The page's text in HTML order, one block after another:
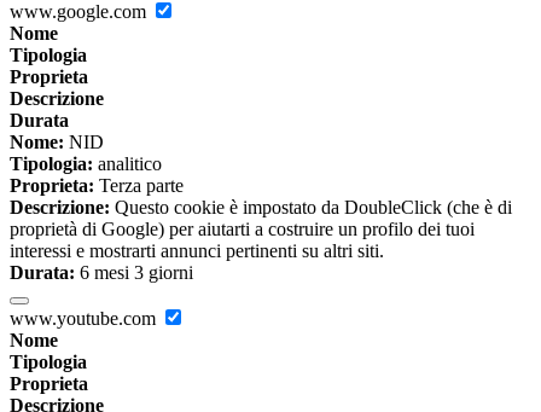
www.google.com
Nome
Tipologia
Proprieta
Descrizione
Durata
Nome: NID
Tipologia: analitico
Proprieta: Terza parte
Descrizione: Questo cookie è impostato da DoubleClick (che è di
proprietà di Google) per aiutarti a costruire un profilo dei tuoi
interessi e mostrarti annunci pertinenti su altri siti.
Durata: 6 mesi 3 giorni
www.youtube.com
Nome
Tipologia
Proprieta
Descrizione